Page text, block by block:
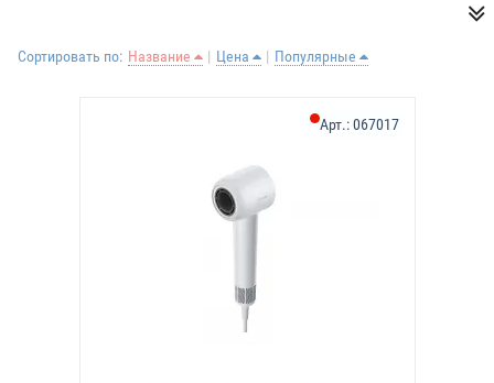
Сортировать по: Название Цена Популярные
Арт.:067017